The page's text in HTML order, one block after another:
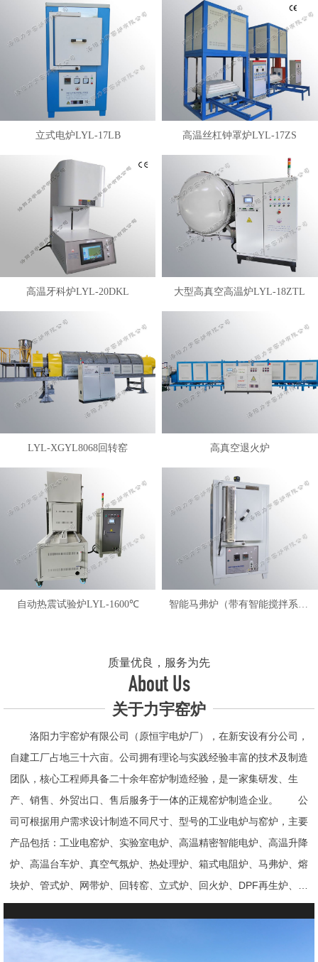
立式电炉LYL-17LB 高温丝杠钟罩炉LYL-17ZS
高温牙科炉LYL-20DKL 大型高真空高温炉LYL-18ZTL
LYL-XGYL8068回转窑 高真空退火炉
自动热震试验炉LYL-1600℃
质量优良，服务为先
About Us
关于力宇窑炉
洛阳力宇窑炉有限公司（原恒宇电炉厂），在新安设有分公司，
自建工厂占地三十六亩。公司拥有理论与实践经验丰富的技术及制造
团队，核心工程师具备二十余年窑炉制造经验，是一家集研发、生
产、销售、外贸出口、售后服务于一体的正规窑炉制造企业。 公
司可根据用户需求设计制造不同尺寸、型号的工业电炉与窑炉，主要
产品包括：工业电窑炉、实验室电炉、高温精密智能电炉、高温升降
炉、高温台车炉、真空气氛炉、热处理炉、箱式电阻炉、马弗炉、熔
块炉、管式炉、网带炉、回转窑、立式炉、回火炉、DPF再生炉、试
验电炉、钟罩炉、退火炉、烧结炉、热震炉、高真空炉、重烧炉、牙
科烤瓷炉、真空CVD管式炉、高温节能电炉、气氛炉、井式电炉、
熔炼炉、推板窑炉、辊道窑炉、烘箱、真空干燥箱、工业烘箱、发热